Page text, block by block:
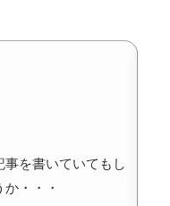
事を書いていてもし
・・・